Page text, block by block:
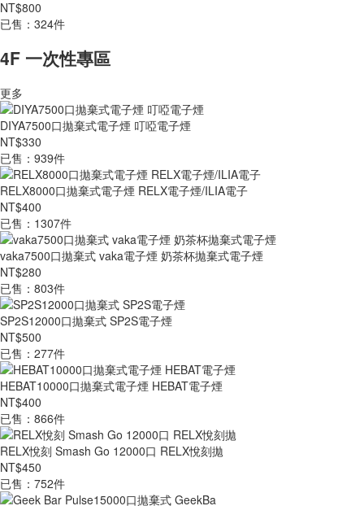
NT$800
已售：324件
4F 一次性專區
更多
DIYA7500口拋棄式電子煙 叮啞電子煙
NT$330
已售：939件
RELX8000口拋棄式電子煙 RELX電子煙/ILIA電子
NT$400
已售：1307件
vaka7500口拋棄式 vaka電子煙 奶茶杯拋棄式電子煙
NT$280
已售：803件
SP2S12000口拋棄式 SP2S電子煙
NT$500
已售：277件
HEBAT10000口拋棄式電子煙 HEBAT電子煙
NT$400
已售：866件
RELX悅刻 Smash Go 12000口 RELX悅刻拋
NT$450
已售：752件